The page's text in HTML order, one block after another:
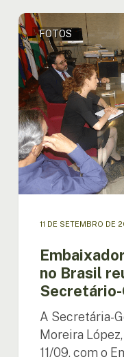
Embaixador
da
União
Européia
no
Brasil
reúne-
se
com
Secretário-
Geral
da
FOTOS
11 DE SETEMBRO DE
no Brasil
Secretário-
A Secretária-
Moreira
11/09, com o